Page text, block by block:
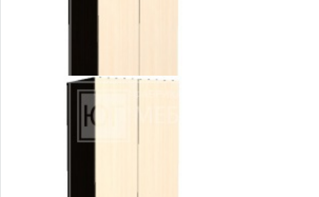
Двухдверный шкаф для гостиниц Арт: ШЭ-11.2